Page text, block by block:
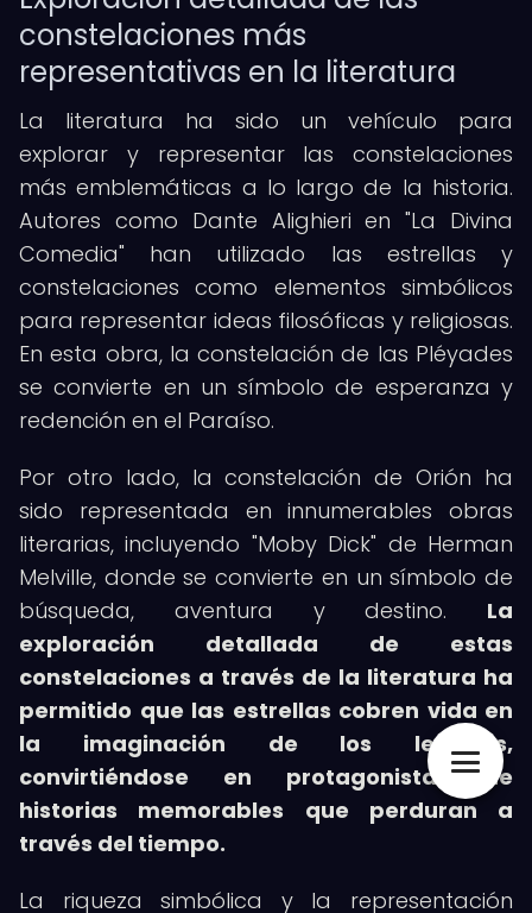
constelaciones más
representativas en la literatura
La literatura ha sido un vehículo para
explorar y representar las constelaciones
más emblemáticas a lo largo de la historia.
Autores como Dante Alighieri en "La Divina
Comedia" han utilizado las estrellas y
constelaciones como elementos simbólicos
para representar ideas filosóficas y religiosas.
En esta obra, la constelación de las Pléyades
se convierte en un símbolo de esperanza y
redención en el Paraíso.
Por otro lado, la constelación de Orión ha
sido representada en innumerables obras
literarias, incluyendo "Moby Dick" de Herman
Melville, donde se convierte en un símbolo de
búsqueda, aventura y destino. La
exploración detallada de estas
constelaciones a través de la literatura ha
permitido que las estrellas cobren vida en
la imaginación de los lectores,
convirtiéndose en protagonistas de
historias memorables que perduran a
través del tiempo.
La riqueza simbólica y la representación